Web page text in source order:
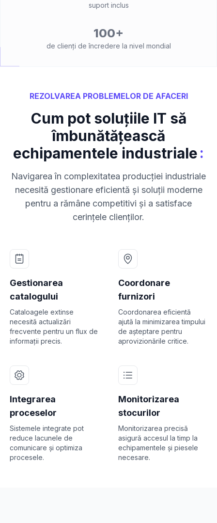
suport inclus
100+
de clienți de încredere la nivel mondial
REZOLVAREA PROBLEMELOR DE AFACERI
Cum pot soluțiile IT să
îmbunătățească
echipamentele industriale:
Navigarea în complexitatea producției industriale
necesită gestionare eficientă și soluții moderne
pentru a rămâne competitivi și a satisface
cerințele clienților.
Gestionarea
catalogului
Cataloagele extinse
necesită actualizări
frecvente pentru un flux de
informații precis.
Coordonare
furnizori
Coordonarea eficientă
ajută la minimizarea timpului
de așteptare pentru
aprovizionările critice.
Integrarea
proceselor
Sistemele integrate pot
reduce lacunele de
comunicare și optimiza
procesele.
Monitorizarea
stocurilor
Monitorizarea precisă
asigură accesul la timp la
echipamentele și piesele
necesare.